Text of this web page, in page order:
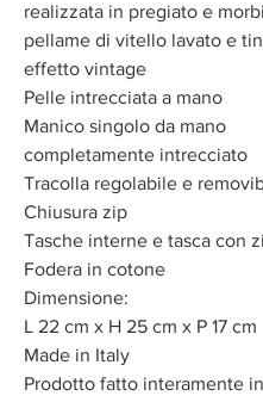
realizzata in pregiato e
pellame di vitello lavato e
effetto vintage
Pelle intrecciata a mano
Manico singolo da mano
completamente intrecciato
Tracolla regolabile e
Chiusura zip
Tasche interne e tasca con
Fodera in cotone
Dimensione:
L 22 cm x H 25 cm x P 17 cm
Made in Italy
Prodotto fatto interamente